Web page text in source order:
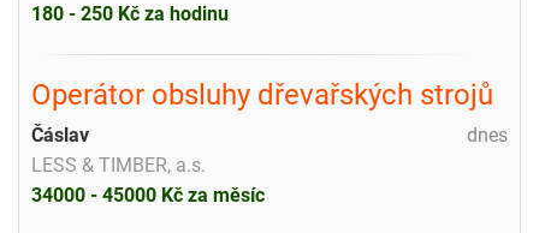
180 - 250 Kč za hodinu
Operátor obsluhy dřevařských strojů
dnes
Čáslav
LESS & TIMBER, a.s.
34000 - 45000 Kč za měsíc